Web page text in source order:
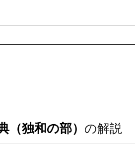
独和の部） の解説